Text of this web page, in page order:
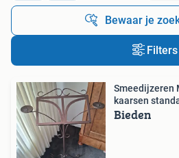
Bewaar je
Filters
Smeedijzeren
kaarsen
Bieden